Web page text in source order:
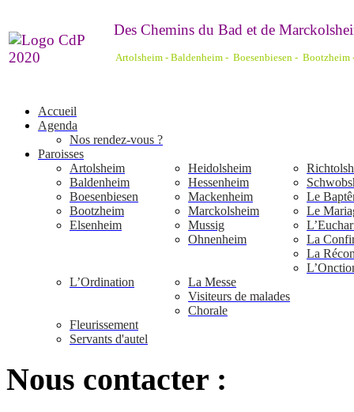
Des Chemins du Bad et de
Artolsheim - Baldenheim - Boesenbiesen -
Accueil
Agenda
Nos rendez-vous ?
Paroisses
Artolsheim
Baldenheim
Boesenbiesen
Bootzheim
Elsenheim
Heidolsheim
Hessenheim
Mackenheim
Marckolsheim
Mussig
Ohnenheim
Le
Le
La
La
L’Ordination
La Messe
Visiteurs de malades
Chorale
Fleurissement
Servants d'autel
Nous contacter :